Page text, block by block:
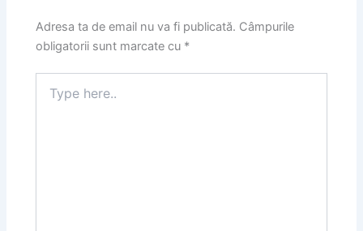
Adresa ta de email nu va fi publicată. Câmpurile
obligatorii sunt marcate cu *
here..